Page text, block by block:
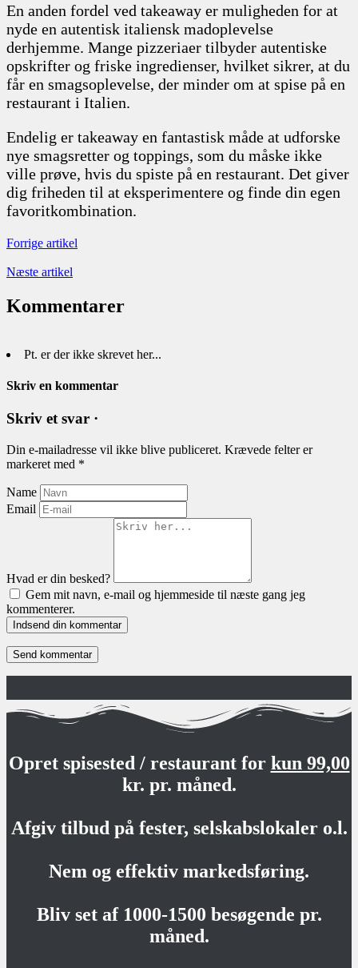
En anden fordel ved takeaway er muligheden for at
nyde en autentisk italiensk madoplevelse
derhjemme. Mange pizzeriaer tilbyder autentiske
opskrifter og friske ingredienser, hvilket sikrer, at du
får en smagsoplevelse, der minder om at spise på en
restaurant i Italien.
Endelig er takeaway en fantastisk måde at udforske
nye smagsretter og toppings, som du måske ikke
ville prøve, hvis du spiste på en restaurant. Det giver
dig friheden til at eksperimentere og finde din egen
favoritkombination.
Forrige artikel
Næste artikel
Kommentarer
Pt. er der ikke skrevet her...
Skriv en kommentar
Skriv et svar ·
Din e-mailadresse vil ikke blive publiceret. Krævede felter er
markeret med *
Name
Email
Hvad er din besked?
Gem mit navn, e-mail og hjemmeside til næste gang jeg
kommenterer.
Indsend din kommentar
Opret spisested / restaurant for kun 99,00
kr. pr. måned.
Afgiv tilbud på fester, selskabslokaler o.l.
Nem og effektiv markedsføring.
Bliv set af 1000-1500 besøgende pr.
måned.